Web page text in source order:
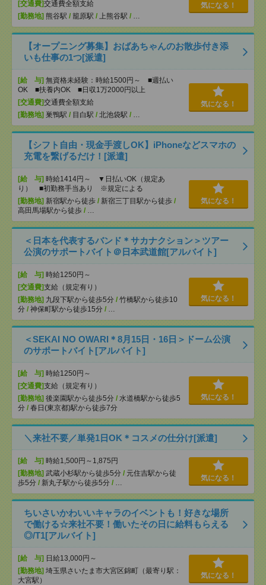
[交通費]交通費全額支給
[勤務地] 熊谷駅 / 籠原駅 / 上熊谷駅 / …
気になる！
【オープニング募集】おばあちゃんのお散歩付き添
いも仕事の1つ[派遣]
[給 与] 無資格未経験：時給1500円～ ■週払い
OK ■扶養内OK ■日収1万2000円以上
[交通費]交通費全額支給
[勤務地] 巣鴨駅 / 目白駅 / 北池袋駅 / …
気になる！
【シフト自由・現金手渡しOK】iPhoneなどスマホの
充電を繋げるだけ！[派遣]
[給 与] 時給1414円～ ▼日払いOK（規定あ
り） ■初勤務手当あり ※規定による
[勤務地] 新宿駅から徒歩 / 新宿三丁目駅から徒歩 /
高田馬場駅から徒歩 / …
気になる！
＜日本を代表するバンド＊サカナクション＞ツアー
公演のサポートバイト＠日本武道館[アルバイト]
[給 与] 時給1250円～
[交通費]支給（規定有り）
[勤務地] 九段下駅から徒歩5分 / 竹橋駅から徒歩10
分 / 神保町駅から徒歩15分 / …
気になる！
＜SEKAI NO OWARI＊8月15日・16日＞ドーム公演
のサポートバイト[アルバイト]
[給 与] 時給1250円～
[交通費]支給（規定有り）
[勤務地] 後楽園駅から徒歩5分 / 水道橋駅から徒歩5
分 / 春日(東京都)駅から徒歩7分
気になる！
＼来社不要／単発1日OK＊コスメの仕分け[派遣]
[給 与] 時給1,500円～1,875円
[勤務地] 武蔵小杉駅から徒歩5分 / 元住吉駅から徒
歩5分 / 新丸子駅から徒歩5分 / …
気になる！
ちいさいかわいいキャラのイベントも！好きな場所
で働ける☆来社不要！働いたその日に給料もらえる
◎/T1[アルバイト]
[給 与] 日給13,000円～
[勤務地] 埼玉県さいたま市大宮区錦町（最寄り駅：
大宮駅）
気になる！